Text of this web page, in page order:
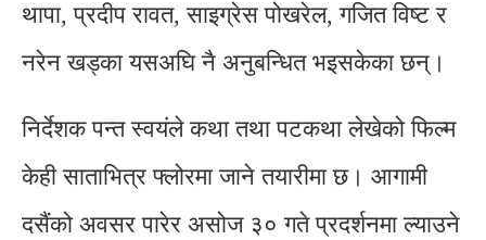
थापा, प्रदीप रावत, साइग्रेस पोखरेल, गजित विष्ट र
नरेन खड्का यसअघि नै अनुबन्धित भइसकेका छन्।
निर्देशक पन्त स्वयंले कथा तथा पटकथा लेखेको फिल्म
केही साताभित्र फ्लोरमा जाने तयारीमा छ। आगामी
दसैंको अवसर पारेर असोज ३० गते प्रदर्शनमा ल्याउने